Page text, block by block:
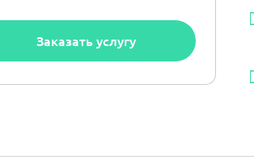
Заказать услугу